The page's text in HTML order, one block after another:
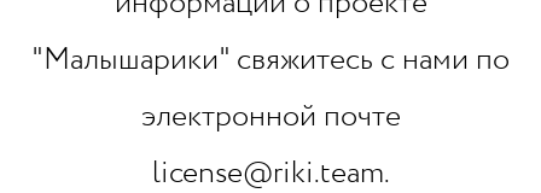
"Малышарики" свяжитесь с нами по
электронной почте
license@riki.team.